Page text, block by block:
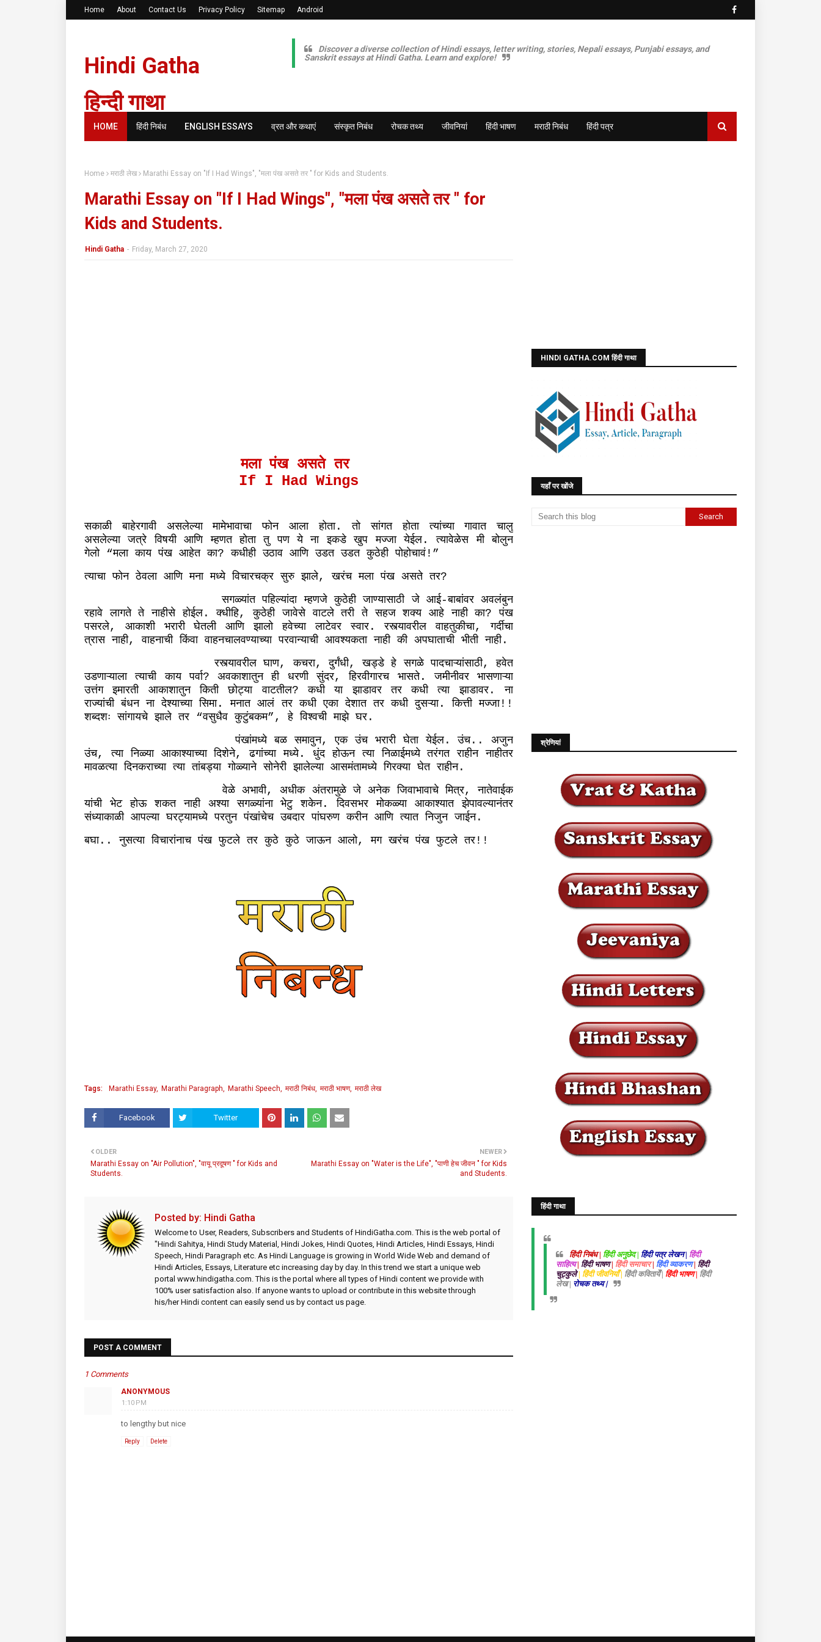
Home About Contact Us Privacy Policy Sitemap Android
Hindi Gatha
हिन्दी गाथा
Discover a diverse collection of Hindi essays, letter writing, stories, Nepali essays, Punjabi essays, and
Sanskrit essays at Hindi Gatha. Learn and explore!
HOME हिंदी निबंध ENGLISH ESSAYS व्रत और कथाएं संस्कृत निबंध रोचक तथ्य जीवनियां हिंदी भाषण मराठी निबंध हिंदी पत्र
Home मराठी लेख Marathi Essay on "If I Had Wings", "मला पंख असते तर " for Kids and Students.
Marathi Essay on "If I Had Wings", "मला पंख असते तर " for
Kids and Students.
Hindi Gatha - Friday, March 27, 2020
मला पंख असते तर
If I Had Wings
सकाळी बाहेरगावी असलेल्या मामेभावाचा फोन आला होता.तो सांगत होता त्यांच्या गावात
चालु
असलेल्या
जत्रे विषयी आणि म्हणत होता तु पण ये ना इकडे खुप मज्जा येईल.त्यावेळेस मी
बोलुन
गेलो“मला काय पंख आहेत का?कधीही उठाव आणि उडत उडत कुठेही पोहोचावं !”
त्याचा फोन ठेवला आणि मना मध्ये विचारचक्र सुरु झाले,खरंच मला पंख असते तर?
सगळ्यांत पहिल्यांदा म्हणजे कुठेही जाण्यासाठी जे आई-बाबांवर अवलंबुन
रहावे लागते ते नाहीसे होईल.क्धीहि,कुठेही जावेसे वाटले तरी ते सहज शक्य आहे नाही का?पंख
पसरले, आकाशी भरारी घेतली आणि झालो हवेच्या लाटेवर स्वार.रस्त्यावरील वाहतुकीचा,गर्दीचा
त्रास नाही,वाहनाची किंवा वाहनचालवण्याच्या परवान्याची आवश्यकता नाही की अपघाताची भीती नाही.
रस्त्यावरील घाण,कचरा,दुर्गंधी,खड्डे हे सगळे पादचाऱ्यांसाठी,हवेत
उडणाऱ्याला
त्याची काय पर्वा?अवकाशातुन ही धरणी सुंदर,हिरवीगारच भासते.जमीनीवर
भासणाऱ्या
उत्तंग
इमारती आकाशातुन किती छोट्या वाटतील?कधी या झाडावर तर कधी त्या झाडावर.ना
राज्यांची बंधन ना देश्याच्या सिमा.मनात आलं तर कधी एका देशात तर कधी दुसऱ्या.कित्ती मज्जा!!
शब्दशः सांगायचे झाले तर “वसुधैव कुटुंबकम”,हे विश्वची माझे घर .
पंखांमध्ये बळ समावुन,एक उंच भरारी घेता येईल.उंच..अजुन
उंच,त्या निळ्या आकाश्याच्या दिशेने,ढगांच्या मध्ये.धुंद होऊन त्या निळाईमध्ये तरंगत राहीन नाहीतर
मावळत्या दिनकराच्या त्या तांबड्या गोळ्याने सोनेरी झालेल्या आसमंतामध्ये गिरक्या घेत राहीन.
वेळे अभावी,अधीक अंतरामुळे जे अनेक जिवाभावाचे मित्र,नातेवाईक
यांची
भेट होऊ शकत नाही अश्या सगळ्यांना भेटु शकेन.दिवसभर मोकळ्या आकाश्यात
झेपावल्यानंतर
संध्याकाळी आपल्या घरट्यामध्ये परतुन पंखांचेच उबदार पांघरुण करीन आणि त्यात निजुन जाईन.
बघा..नुसत्या विचारांनाच पंख फुटले तर कुठे कुठे जाऊन आलो,मग खरंच पंख फुटले तर !!
Tags: Marathi Essay Marathi Paragraph Marathi Speech मराठी निबंध मराठी भाषण मराठी लेख
Facebook Twitter
NEWER
Marathi Essay on "Water is the Life", "पाणी हेच जीवन " for Kids
and Students.
OLDER
Marathi Essay on "Air Pollution", "वायू प्रदूषण " for Kids and
Students.
Posted by: Hindi Gatha
Welcome to User, Readers, Subscribers and Students of HindiGatha.com. This is the web portal of
"Hindi Sahitya, Hindi Study Material, Hindi Jokes, Hindi Quotes, Hindi Articles, Hindi Essays, Hindi
Speech, Hindi Paragraph etc. As Hindi Language is growing in World Wide Web and demand of
Hindi Articles, Essays, Literature etc increasing day by day. In this trend we start a unique web
portal www.hindigatha.com. This is the portal where all types of Hindi content we provide with
100% user satisfaction also. If anyone wants to upload or contribute in this website through
his/her Hindi content can easily send us by contact us page.
POST A COMMENT
1 Comments
ANONYMOUS
1:10 PM
to lengthy but nice
Reply Delete
HINDI GATHA.COM हिंदी गाथा
यहाँ पर खोंजे
श्रेणियां
हिंदी गाथा
हिंदी निबंध | हिंदी अनुछेद | हिंदी पत्र लेखन | हिंदी
साहित्य| हिंदी भाषण| हिंदी समाचार| हिंदी व्याकरण| हिंदी
चुट्कुले| हिंदी जीवनियाँ | हिंदी कवितायेँ | हिंदी भाषण | हिंदी
लेख | रोचक तथ्य |